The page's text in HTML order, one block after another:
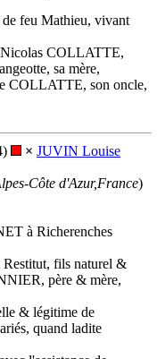
feu Mathieu, vivant
COLLATTE,
sa mère,
COLLATTE, son oncle,
× JUVIN Louise
Côte d'Azur,France)
à Richerenches
fils naturel &
père & mère,
& légitime de
quand ladite